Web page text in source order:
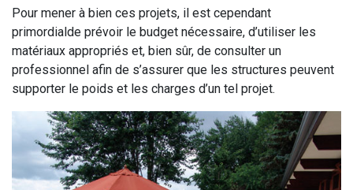
Pour mener à bien ces projets, il est cependant
primordialde prévoir le budget nécessaire, d’utiliser les
matériaux appropriés et, bien sûr, de consulter un
professionnel afin de s’assurer que les structures peuvent
supporter le poids et les charges d’un tel projet.